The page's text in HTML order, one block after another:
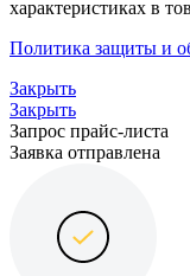
характеристиках в
Политика защиты и
Закрыть
Закрыть
Запрос прайс-листа
Заявка отправлена